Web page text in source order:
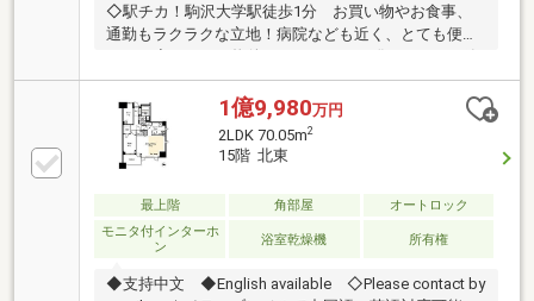
◇駅チカ！駒沢大学駅徒歩1分 お買い物やお食事、
通勤もラクラクな立地！病院なども近く、とても便利
です！◇ペット可物件 ワンちゃんや猫ちゃんと一緒
にお住まいいただけます。 バルコニーにはお子さま
のプールやペットの足洗い場としても利用可能な水栓
がございます！◇安心セキュリティ等 ダブルオート
ロックやハンズフリーキー、24時間オンラインセキュ
リティシステム、耐震ドアなど◇徒歩1分で傘要ら
ております。◆見学予約は24時間受付の【資料請求(無
料)】までどうぞ！ お急ぎの方は【電話で問い合わせ
1億9,980万円
2LDK 70.05m2
15階 北東
最上階 角部屋
オートロック
モニタ付インターホ
ン
浴室乾燥機 所有権
◆支持中文 ◆English available ◇Please contact by